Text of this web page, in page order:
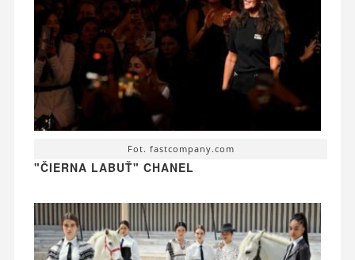
Fot. fastcompany.com
"ČIERNA LABUŤ" CHANEL